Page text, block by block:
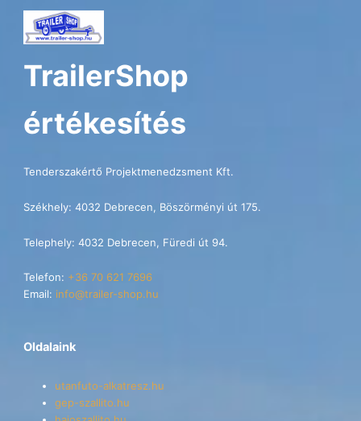
TrailerShop
értékesítés
Tenderszakértő Projektmenedzsment Kft.
Székhely: 4032 Debrecen, Böszörményi út 175.
Telephely: 4032 Debrecen, Füredi út 94.
Telefon: +36 70 621 7696
Email: info@trailer-shop.hu
Oldalaink
utanfuto-alkatresz.hu
gep-szallito.hu